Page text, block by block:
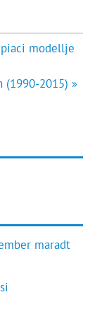
modellje
(1990-2015) »
maradt